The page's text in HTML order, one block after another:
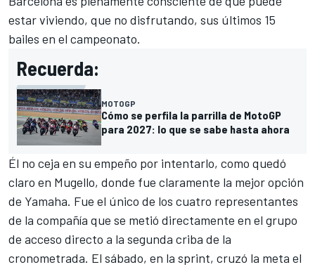
estar viviendo, que no disfrutando, sus últimos 15
bailes en el campeonato.
Recuerda:
MOTOGP
Cómo se perfila la parrilla de MotoGP
para 2027: lo que se sabe hasta ahora
Él no ceja en su empeño por intentarlo, como quedó
claro en Mugello, donde fue claramente la mejor opción
de Yamaha. Fue el único de los cuatro representantes
de la compañía que se metió directamente en el grupo
de acceso directo a la segunda criba de la
cronometrada. El sábado, en la sprint, cruzó la meta el